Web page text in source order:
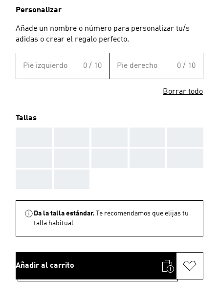
Personalizar
Añade un nombre o número para personalizar tu/s
adidas o crear el regalo perfecto.
Pie izquierdo 0 / 10 Pie derecho 0 / 10
Borrar todo
Tallas
Da la talla estándar.
Te recomendamos que elijas tu
talla habitual.
Añadir al carrito